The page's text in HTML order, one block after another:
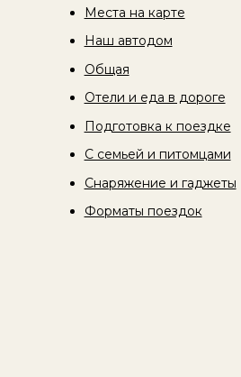
Места на карте
Наш автодом
Общая
Отели и еда в дороге
Подготовка к поездке
С семьей и питомцами
Снаряжение и гаджеты
Форматы поездок